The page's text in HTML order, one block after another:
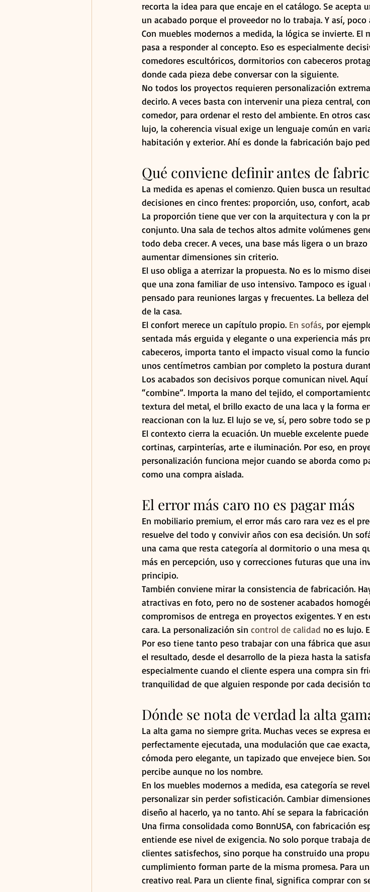
recorta la idea para que encaje en el catálogo. Se acepta
un acabado porque el proveedor no lo trabaja. Y así,
Con muebles modernos a medida, la lógica se invierte.
pasa a responder al concepto. Eso es especialmente
comedores escultóricos, dormitorios con cabeceros
donde cada pieza debe conversar con la siguiente.
No todos los proyectos requieren personalización
decirlo. A veces basta con intervenir una pieza central,
comedor, para ordenar el resto del ambiente. En otros
lujo, la coherencia visual exige un lenguaje común en
habitación y exterior. Ahí es donde la fabricación bajo
Qué conviene definir antes de
La medida es apenas el comienzo. Quien busca un
decisiones en cinco frentes: proporción, uso, confort,
La proporción tiene que ver con la arquitectura y con la
conjunto. Una sala de techos altos admite volúmenes
todo deba crecer. A veces, una base más ligera o un
aumentar dimensiones sin criterio.
El uso obliga a aterrizar la propuesta. No es lo mismo
que una zona familiar de uso intensivo. Tampoco es
pensado para reuniones largas y frecuentes. La belleza
de la casa.
El confort merece un capítulo propio. En sofás, por
sentada más erguida y elegante o una experiencia más
cabeceros, importa tanto el impacto visual como la
unos centímetros cambian por completo la postura
Los acabados son decisivos porque comunican nivel.
“combine”. Importa la mano del tejido, el
textura del metal, el brillo exacto de una laca y la forma
reaccionan con la luz. El lujo se ve, sí, pero sobre todo se
El contexto cierra la ecuación. Un mueble excelente
cortinas, carpinterías, arte e iluminación. Por eso, en
personalización funciona mejor cuando se aborda como
como una compra aislada.
El error más caro no es pagar más
En mobiliario premium, el error más caro rara vez es el
resuelve del todo y convivir años con esa decisión. Un
una cama que resta categoría al dormitorio o una mesa
más en percepción, uso y correcciones futuras que una
principio.
También conviene mirar la consistencia de fabricación.
atractivas en foto, pero no de sostener acabados
compromisos de entrega en proyectos exigentes. Y en
cara. La personalización sin control de calidad no es lujo.
Por eso tiene tanto peso trabajar con una fábrica que
el resultado, desde el desarrollo de la pieza hasta la
especialmente cuando el cliente espera una compra sin
tranquilidad de que alguien responde por cada decisión
Dónde se nota de verdad la alta
La alta gama no siempre grita. Muchas veces se expresa
perfectamente ejecutada, una modulación que cae
cómoda pero elegante, un tapizado que envejece bien.
percibe aunque no los nombre.
En los muebles modernos a medida, esa categoría se
personalizar sin perder sofisticación. Cambiar
diseño al hacerlo, ya no tanto. Ahí se separa la
Una firma consolidada como BonnUSA, con fabricación
entiende ese nivel de exigencia. No solo porque trabaja
clientes satisfechos, sino porque ha construido una
cumplimiento forman parte de la misma promesa. Para
creativo real. Para un cliente final, significa comprar con